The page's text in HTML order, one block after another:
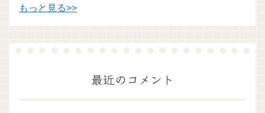
もっと見る>>
最近のコメント